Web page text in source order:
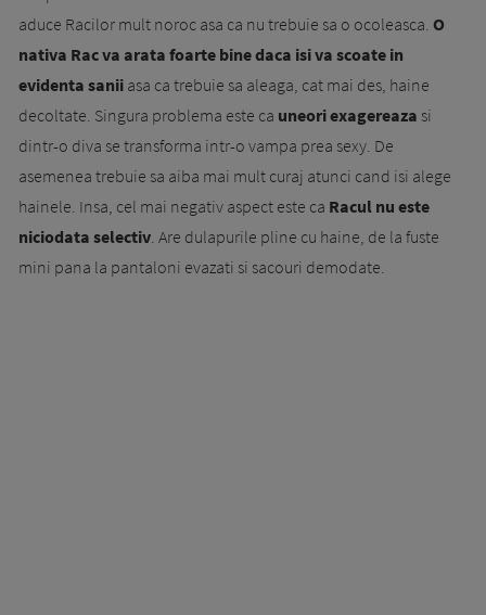
aduce Racilor mult noroc asa ca nu trebuie sa o ocoleasca. O
nativa Rac va arata foarte bine daca isi va scoate in
evidenta sanii asa ca trebuie sa aleaga, cat mai des, haine
decoltate. Singura problema este ca uneori exagereaza si
dintr-o diva se transforma intr-o vampa prea sexy. De
asemenea trebuie sa aiba mai mult curaj atunci cand isi alege
hainele. Insa, cel mai negativ aspect este ca Racul nu este
niciodata selectiv. Are dulapurile pline cu haine, de la fuste
mini pana la pantaloni evazati si sacouri demodate.